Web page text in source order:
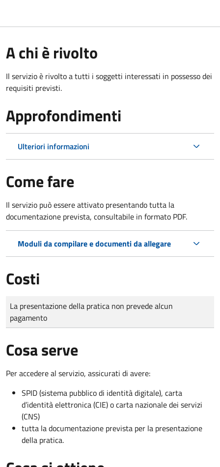
A chi è rivolto
Il servizio è rivolto a tutti i soggetti interessati in possesso dei
requisiti previsti.
Approfondimenti
Ulteriori informazioni
Come fare
Il servizio può essere attivato presentando tutta la
documentazione prevista, consultabile in formato PDF.
Moduli da compilare e documenti da allegare
Costi
Tipo di pagamento
Importo
La presentazione della pratica non prevede alcun
pagamento
Cosa serve
Per accedere al servizio, assicurati di avere:
SPID (sistema pubblico di identità digitale), carta
d’identità elettronica (CIE) o carta nazionale dei servizi
(CNS)
tutta la documentazione prevista per la presentazione
della pratica.